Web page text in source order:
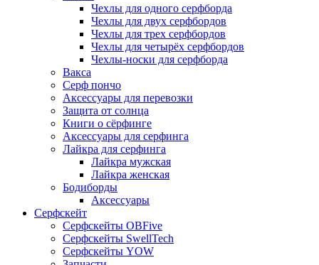
Чехлы для одного серфборда
Чехлы для двух серфбордов
Чехлы для трех серфбордов
Чехлы для четырёх серфбордов
Чехлы-носки для серфборда
Вакса
Серф пончо
Аксессуары для перевозки
Защита от солнца
Книги о сёрфинге
Аксессуары для серфинга
Лайкра для серфинга
Лайкра мужская
Лайкра женская
Бодиборды
Аксессуары
Серфскейт
Серфскейты OBFive
Серфскейты SwellTech
Серфскейты YOW